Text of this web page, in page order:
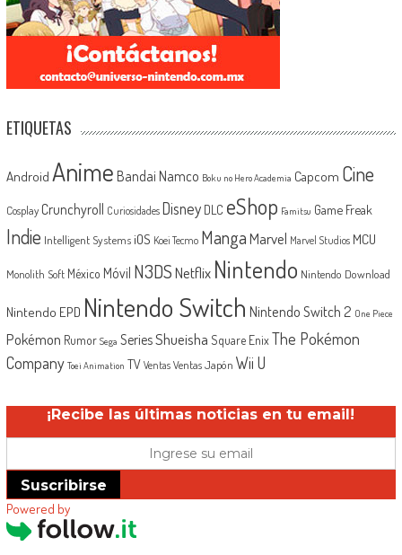
ETIQUETAS
Android Anime Bandai Namco Boku no Hero Academia Capcom Cine
Cosplay Crunchyroll Curiosidades Disney DLC eShop Famitsu Game Freak
Indie Intelligent Systems iOS Koei Tecmo MangaMarvel Marvel Studios MCU
Monolith Soft México Móvil N3DSNetflix Nintendo Nintendo Download
Nintendo EPD Nintendo Switch Nintendo Switch 2 One Piece
Pokémon Rumor Sega SeriesShueisha Square EnixThe Pokémon
Company Toei Animation TV Ventas Ventas Japón Wii U
¡Recibe las últimas noticias en tu email!
Suscribirse
Powered by